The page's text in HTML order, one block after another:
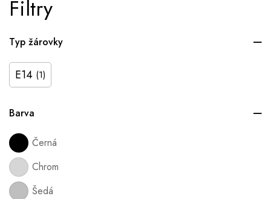
Filtry
Typ žárovky
E14 (1)
Barva
Černá
Chrom
Šedá